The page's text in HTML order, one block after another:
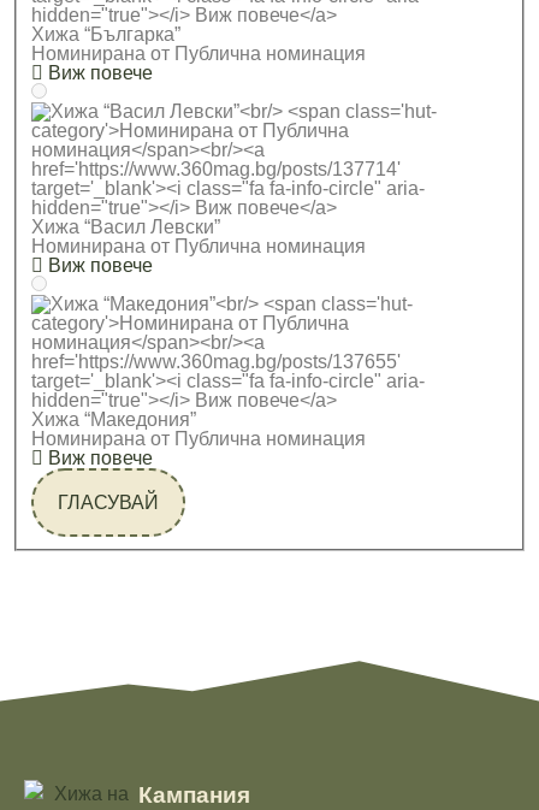
Хижа “Българка”
Номинирана от Публична номинация
Виж повече
Хижа “Васил Левски”
Номинирана от Публична номинация
Виж повече
Хижа “Македония”
Номинирана от Публична номинация
Виж повече
ГЛАСУВАЙ
Кампания